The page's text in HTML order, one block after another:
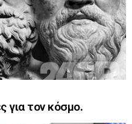
για τον κόσμο.